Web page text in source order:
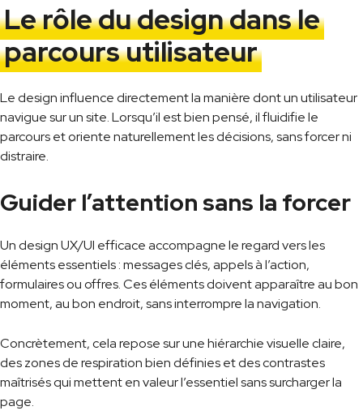
Le rôle du design dans le
parcours utilisateur
Le design influence directement la manière dont un utilisateur
navigue sur un site. Lorsqu’il est bien pensé, il fluidifie le
parcours et oriente naturellement les décisions, sans forcer ni
distraire.
Guider l’attention sans la forcer
Un design UX/UI efficace accompagne le regard vers les
éléments essentiels : messages clés, appels à l’action,
formulaires ou offres. Ces éléments doivent apparaître au bon
moment, au bon endroit, sans interrompre la navigation.
Concrètement, cela repose sur une hiérarchie visuelle claire,
des zones de respiration bien définies et des contrastes
maîtrisés qui mettent en valeur l’essentiel sans surcharger la
page.